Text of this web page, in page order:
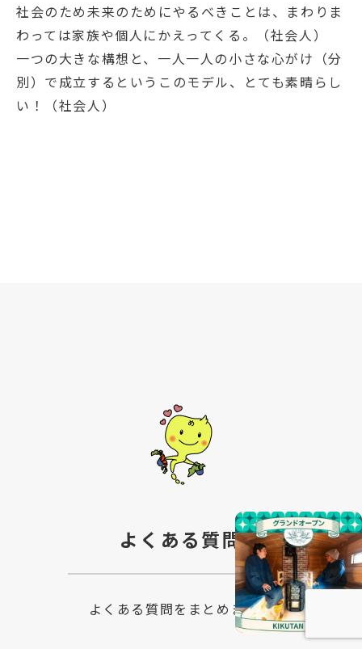
社会のため未来のためにやるべきことは、まわりま
わっては家族や個人にかえってくる。（社会人）
一つの大きな構想と、一人一人の小さな心がけ（分
別）で成立するというこのモデル、とても素晴らし
い！（社会人）
よくある質問
よくある質問をまとめました